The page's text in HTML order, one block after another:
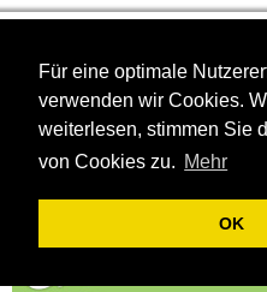
Für eine optimale
verwenden wir Cookies.
weiterlesen, stimmen Sie
von Cookies zu. Mehr
OK